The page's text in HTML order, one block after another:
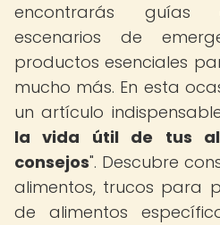
encontrarás guías
escenarios de
productos esenciales
mucho más. En esta
un artículo
la vida útil de tus
consejos". Descubre
alimentos, trucos para
de alimentos